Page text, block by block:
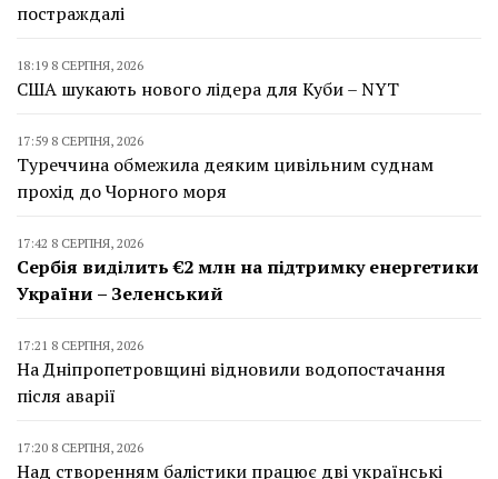
постраждалі
18:19 8 СЕРПНЯ, 2026
США шукають нового лідера для Куби – NYT
17:59 8 СЕРПНЯ, 2026
Туреччина обмежила деяким цивільним суднам
прохід до Чорного моря
17:42 8 СЕРПНЯ, 2026
Сербія виділить €2 млн на підтримку енергетики
України – Зеленський
17:21 8 СЕРПНЯ, 2026
На Дніпропетровщині відновили водопостачання
після аварії
17:20 8 СЕРПНЯ, 2026
Над створенням балістики працює дві українські